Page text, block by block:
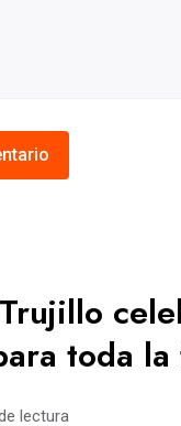
toda la
lectura